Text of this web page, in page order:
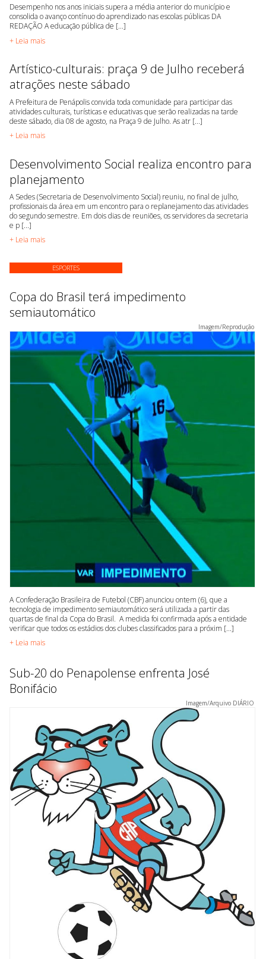
Desempenho nos anos iniciais supera a média anterior do município e
consolida o avanço contínuo do aprendizado nas escolas públicas DA
REDAÇÃO A educação pública de [...]
+ Leia mais
Artístico-culturais: praça 9 de Julho receberá
atrações neste sábado
A Prefeitura de Penápolis convida toda comunidade para participar das
atividades culturais, turísticas e educativas que serão realizadas na tarde
deste sábado, dia 08 de agosto, na Praça 9 de Julho. As atr [...]
+ Leia mais
Desenvolvimento Social realiza encontro para
planejamento
A Sedes (Secretaria de Desenvolvimento Social) reuniu, no final de julho,
profissionais da área em um encontro para o replanejamento das atividades
do segundo semestre. Em dois dias de reuniões, os servidores da secretaria
e p [...]
+ Leia mais
ESPORTES
Copa do Brasil terá impedimento
semiautomático
Imagem/Reprodução
A Confederação Brasileira de Futebol (CBF) anunciou ontem (6), que a
tecnologia de impedimento semiautomático será utilizada a partir das
quartas de final da Copa do Brasil. A medida foi confirmada após a entidade
verificar que todos os estádios dos clubes classificados para a próxim [...]
+ Leia mais
Sub-20 do Penapolense enfrenta José
Bonifácio
Imagem/Arquivo DIÁRIO